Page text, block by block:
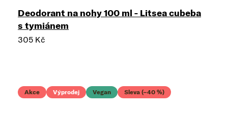
Deodorant na nohy 100 ml - Litsea cubeba
s tymiánem
305 Kč
Akce Výprodej Vegan Sleva (–40 %)